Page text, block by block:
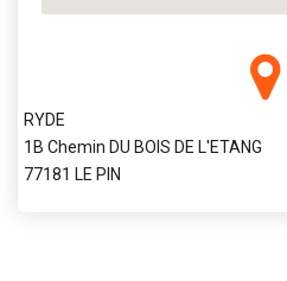
RYDE
1B Chemin DU BOIS DE L'ETANG
77181 LE PIN